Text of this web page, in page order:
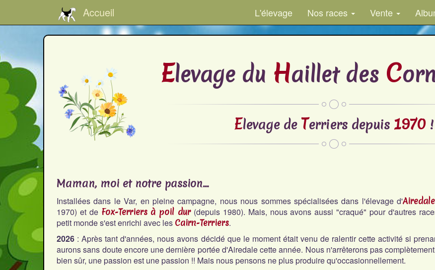
Accueil L'élevage Nos races Vente
Elevage du Haillet des C
Elevage de Terriers depuis 1970 !
Maman, moi et notre passion...
Installées dans le Var, en pleine campagne, nous nous sommes spécialisées dans l'élevage d'
1970) et de Fox-Terriers à poil dur(depuis 1980). Mais, nous avons aussi "craqué" pour d'autres
petit monde s'est enrichi avec les Cairn-Terriers.
2026 : Après tant d'années, nous avons décidé que le moment était venu de ralentir cette activité si
aurons sans doute encore une dernière portée d'Airedale cette année. Nous n'arrêterons pas
bien sûr, une passion est une passion !! Mais nous pensons ne plus produire qu'occasionnellement.